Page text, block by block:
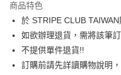
臺灣中小企業銀行
匯豐（台灣）商業銀行
聯邦商業銀行
元大商業銀行
玉山商業銀行
Apple Pay
街口支付
悠遊付
商品特色
於 STRIPE CLUB
如欲辦理退貨，需將該筆
不提供單件退貨!!
訂購前請先詳讀購物說明